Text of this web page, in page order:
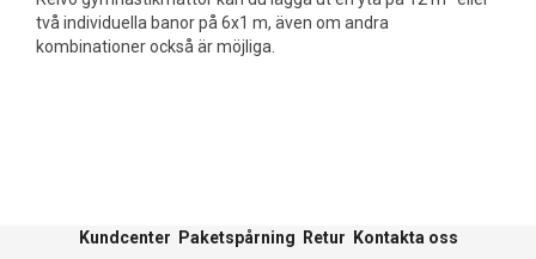
två individuella banor på 6x1 m, även om andra
kombinationer också är möjliga.
Kundcenter Paketspårning Retur Kontakta oss